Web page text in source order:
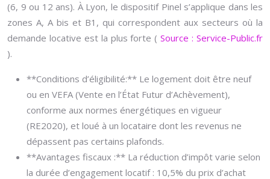
(6, 9 ou 12 ans). À Lyon, le dispositif Pinel s’applique dans les
zones A, A bis et B1, qui correspondent aux secteurs où la
demande locative est la plus forte (Source : Service-Public.fr
).
**Conditions d’éligibilité:** Le logement doit être neuf
ou en VEFA (Vente en l’État Futur d’Achèvement),
conforme aux normes énergétiques en vigueur
(RE2020), et loué à un locataire dont les revenus ne
dépassent pas certains plafonds.
**Avantages fiscaux :** La réduction d’impôt varie selon
la durée d’engagement locatif : 10,5% du prix d’achat